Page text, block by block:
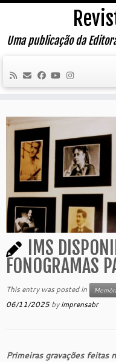
Skip
content
Uma publicação da
IMS
FONOGRAMAS
This entry was posted in
06/11/2025 byimprensabr
Primeiras gravações feitas